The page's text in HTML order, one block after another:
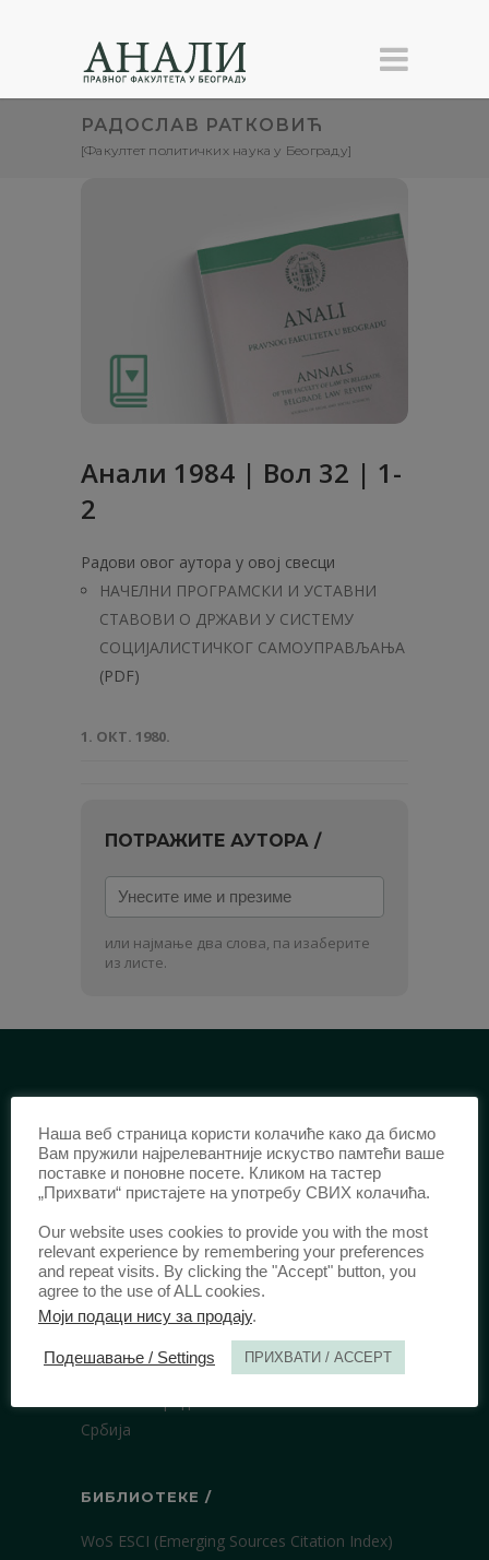
РАДОСЛАВ РАТКОВИЋ
[Факултет политичких наука у Београду]
Анaли 1984 | Вол 32 | 1-
2
Радови овог аутора у овој свесци
НАЧЕЛНИ ПРОГРАМСКИ И УСТАВНИ
СТАВОВИ О ДРЖАВИ У СИСТЕМУ
СОЦИЈАЛИСТИЧКОГ САМОУПРАВЉАЊА
(PDF)
1. ОКТ. 1980.
ПОТРАЖИТЕ АУТОРА /
Унесите
име
и
презиме
или најмање два слова, па изаберите
из листе.
ISSN:0003-2565(Штампано издање)
еISSN:2406-2693(Онлајн издање)
DOI: 10.51204/Anali_PFBU_1906
ИЗДАВАЧ /
Правни факултет Универзитета у
Булевар краља Александра 67
Србија
БИБЛИОТЕКЕ /
WoS ESCI (Emerging Sources Citation Index)
Наша веб страница користи колачиће како да бисмо
Вам пружили најрелевантније искуство памтећи ваше
поставке и поновне посете. Кликом на тастер
„Прихвати“ пристајете на употребу СВИХ колачића.
Our website uses cookies to provide you with the most
relevant experience by remembering your preferences
and repeat visits. By clicking the "Accept" button, you
agree to the use of ALL cookies.
Моји подаци нису за продају.
Подешавање / Settings ПРИХВАТИ / ACCEPT